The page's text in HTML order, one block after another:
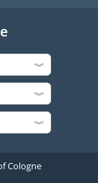
Cologne